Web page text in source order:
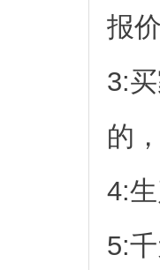
报
3:
的
4:
5: